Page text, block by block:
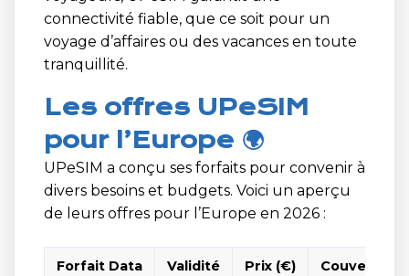
connectivité fiable, que ce soit pour un
voyage d’affaires ou des vacances en toute
tranquillité.
Les offres UPeSIM
pour l’Europe 🌍
UPeSIM a conçu ses forfaits pour convenir à
divers besoins et budgets. Voici un aperçu
de leurs offres pour l’Europe en 2026 :
Forfait Data Validité Prix (€) Couverture